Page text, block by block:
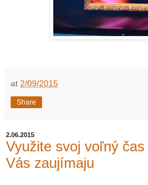
at 2/09/2015
Share
2.06.2015
Využite svoj voľný
Vás zaujímaju